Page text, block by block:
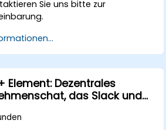
Sie uns bitte zur
Element: Dezentrales
das Slack und